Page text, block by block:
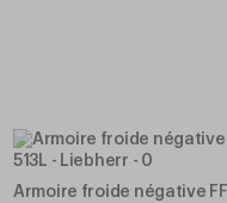
Armoire froide négative